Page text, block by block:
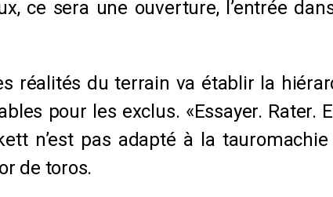
ce sera une ouverture, l’entrée
réalités du terrain va établir la
pour les exclus. «Essayer. Rater.
n’est pas adapté à la
de toros.